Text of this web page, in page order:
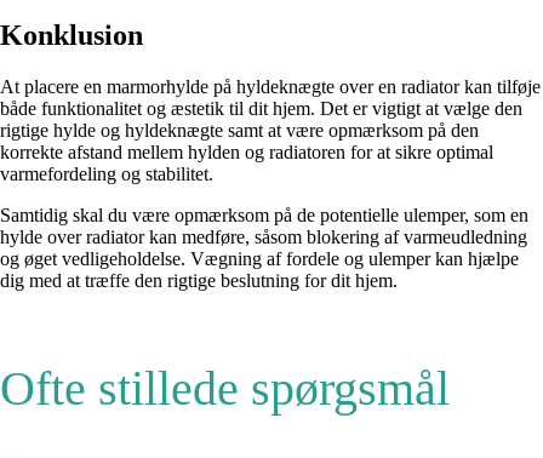
Konklusion
At placere en marmorhylde på hyldeknægte over en radiator kan tilføje
både funktionalitet og æstetik til dit hjem. Det er vigtigt at vælge den
rigtige hylde og hyldeknægte samt at være opmærksom på den
korrekte afstand mellem hylden og radiatoren for at sikre optimal
varmefordeling og stabilitet.
Samtidig skal du være opmærksom på de potentielle ulemper, som en
hylde over radiator kan medføre, såsom blokering af varmeudledning
og øget vedligeholdelse. Vægning af fordele og ulemper kan hjælpe
dig med at træffe den rigtige beslutning for dit hjem.
Ofte stillede spørgsmål